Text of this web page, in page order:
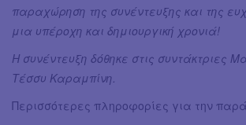
παραχώρηση της συνέντευξης και της
μια υπέροχη και δημιουργική χρονιά!
Η συνέντευξη δόθηκε στις συντάκτριες
Τέσσυ Καραμπίνη.
Περισσότερες πληροφορίες για την